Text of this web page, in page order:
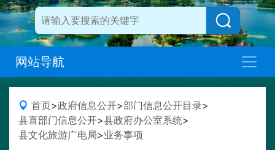
网站导航
首页>政府信息公开>部门信息公开目录>
县直部门信息公开>县政府办公室系统>
县文化旅游广电局>业务事项